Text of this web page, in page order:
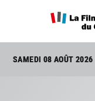
SAMEDI 08 AOÛT 2026